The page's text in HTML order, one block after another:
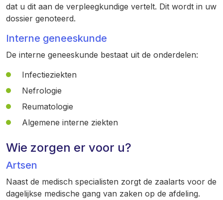
dat u dit aan de verpleegkundige vertelt. Dit wordt in uw
dossier genoteerd.
Interne geneeskunde
De interne geneeskunde bestaat uit de onderdelen:
Infectieziekten
Nefrologie
Reumatologie
Algemene interne ziekten
Wie zorgen er voor u?
Artsen
Naast de medisch specialisten zorgt de zaalarts voor de
dagelijkse medische gang van zaken op de afdeling.